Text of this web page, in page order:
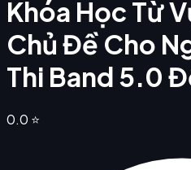
Khóa Học Từ
Chủ Đề Cho
Thi Band 5.0
0.0 ⭐